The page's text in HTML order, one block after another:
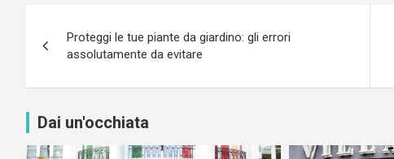
articoli
Proteggi le tue piante da giardino: gli errori
assolutamente da evitare
Dai un'occhiata